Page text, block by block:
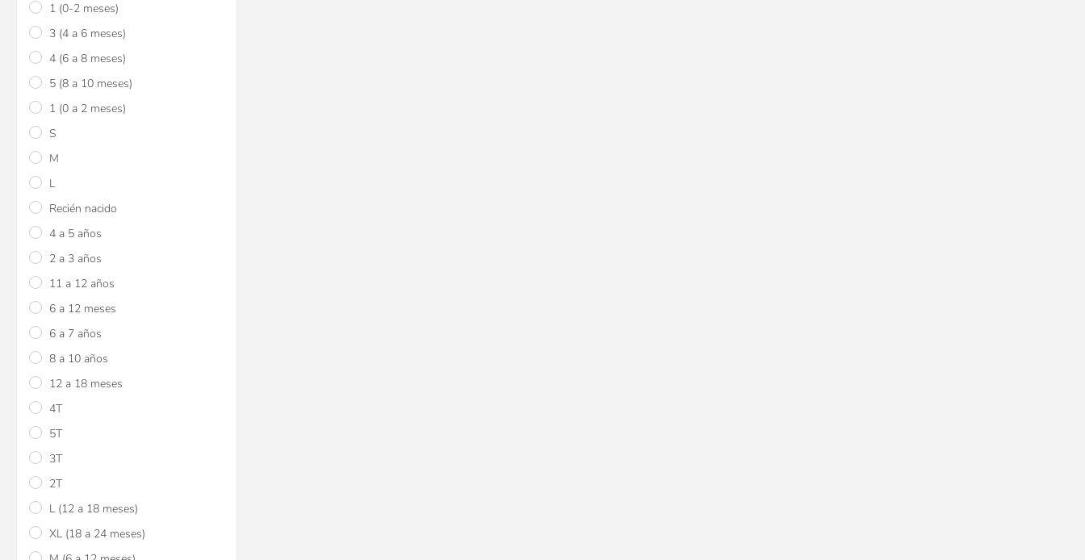
1 (0-2 meses)
3 (4 a 6 meses)
4 (6 a 8 meses)
5 (8 a 10 meses)
1 (0 a 2 meses)
S
M
L
Recién nacido
4 a 5 años
2 a 3 años
11 a 12 años
6 a 12 meses
6 a 7 años
8 a 10 años
12 a 18 meses
4T
5T
3T
2T
L (12 a 18 meses)
XL (18 a 24 meses)